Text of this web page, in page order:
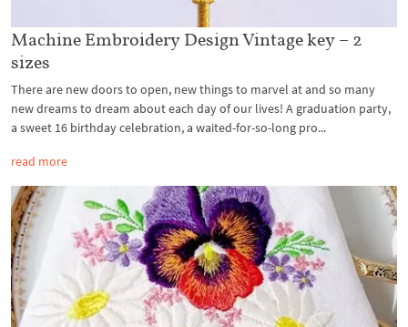
Machine Embroidery Design Vintage key – 2
sizes
There are new doors to open, new things to marvel at and so many
new dreams to dream about each day of our lives! A graduation party,
a sweet 16 birthday celebration, a waited-for-so-long pro...
read more